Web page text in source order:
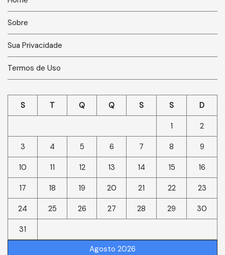
Sobre
Sua Privacidade
Termos de Uso
Agosto 2026
S T Q Q S S D
1 2
3 4 5 6 7 8 9
10 11 12 13 14 15 16
17 18 19 20 21 22 23
24 25 26 27 28 29 30
31